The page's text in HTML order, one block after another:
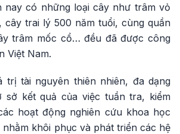
nay có những loại cây như trâm vỏ
cây trai lý 500 năm tuổi, cùng quần
trâm mốc cổ… đều đã được công
Việt Nam.
trị tài nguyên thiên nhiên, đa dạng
sở kết quả của việc tuần tra, kiểm
hoạt động nghiên cứu khoa học
nhằm khôi phục và phát triển các hệ